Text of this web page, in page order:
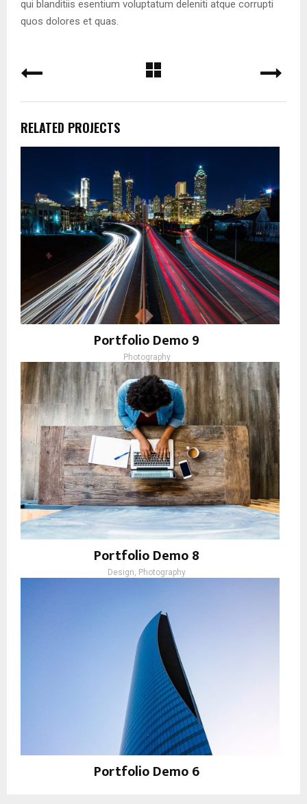
qui blanditiis esentium voluptatum deleniti atque corrupti
quos dolores et quas.
RELATED PROJECTS
Portfolio Demo 9
Photography
Portfolio Demo 8
Design, Photography
Portfolio Demo 6